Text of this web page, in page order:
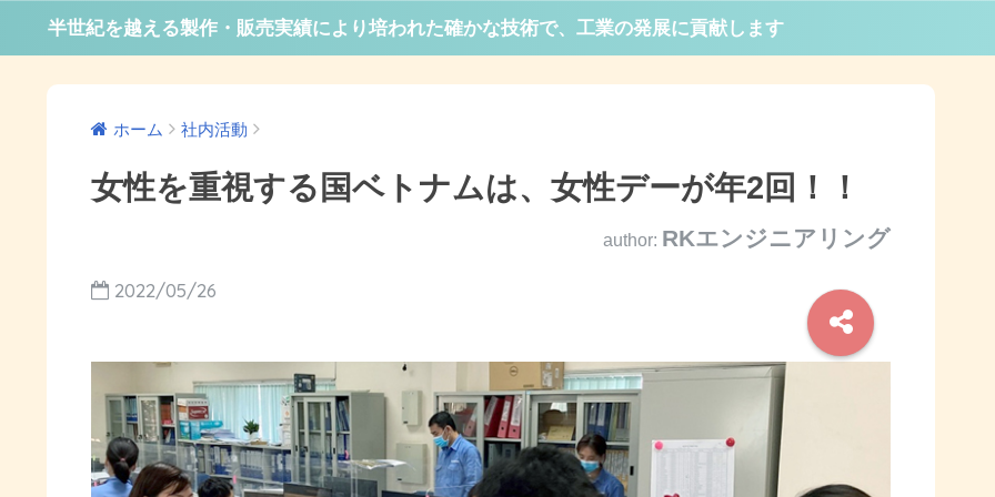
半世紀を越える製作・販売実績により培われた確かな技術で、工業の発展に貢献します
ホーム 社内活動
女性を重視する国ベトナムは、女性デーが年2回！！
author: RKエンジニアリング
2022/05/26